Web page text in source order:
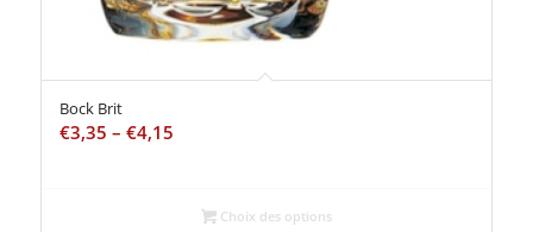
Bock Brit
€3,35 – €4,15
Choix des options